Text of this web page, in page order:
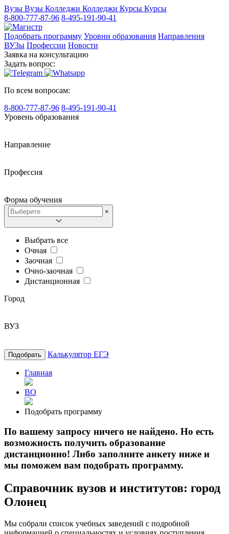
Вузы Вузы Колледжи Колледжи Курсы Курсы
8-800-777-87-96 8-495-191-90-41
Подобрать программу Уровни образования Направления
ВУЗы Профессии Новости
Заявка на консультацию
Задать вопрос:
По всем вопросам:
8-800-777-87-96 8-495-191-90-41
Уровень образования
Направление
Профессия
Форма обучения
×
Выбрать все
Очная
Заочная
Очно-заочная
Дистанционная
Город
ВУЗ
Подобрать Калькулятор ЕГЭ
Главная
ВО
Подобрать программу
По вашему запросу ничего не найдено. Но есть
возможность получить образование
дистанционно! Либо заполните анкету ниже и
мы поможем вам подобрать программу.
Справочник вузов и институтов: город
Олонец
Мы собрали список учебных заведений с подробной